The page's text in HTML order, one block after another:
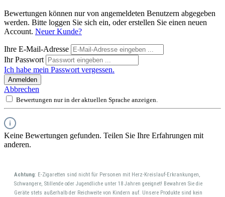
Bewertungen können nur von angemeldeten Benutzern abgegeben
werden. Bitte loggen Sie sich ein, oder erstellen Sie einen neuen
Account. Neuer Kunde?
Ihre E-Mail-Adresse
Ihr Passwort
Ich habe mein Passwort vergessen.
Anmelden
Abbrechen
Bewertungen nur in der aktuellen Sprache anzeigen.
Keine Bewertungen gefunden. Teilen Sie Ihre Erfahrungen mit
anderen.
Achtung: E-Zigaretten sind nicht für Personen mit Herz-Kreislauf-Erkrankungen,
Schwangere, Stillende oder Jugendliche unter 18 Jahren geeignet! Bewahren Sie die
Geräte stets außerhalb der Reichweite von Kindern auf. Unsere Produkte sind kein